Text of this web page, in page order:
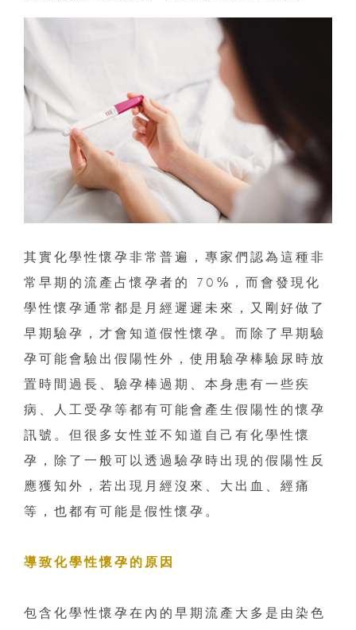
其實化學性懷孕非常普遍，專家們認為這種非
常早期的流產占懷孕者的 70%，而會發現化
學性懷孕通常都是月經遲遲未來，又剛好做了
早期驗孕，才會知道假性懷孕。而除了早期驗
孕可能會驗出假陽性外，使用驗孕棒驗尿時放
置時間過長、驗孕棒過期、本身患有一些疾
病、人工受孕等都有可能會產生假陽性的懷孕
訊號。但很多女性並不知道自己有化學性懷
孕，除了一般可以透過驗孕時出現的假陽性反
應獲知外，若出現月經沒來、大出血、經痛
等，也都有可能是假性懷孕。
導致化學性懷孕的原因
包含化學性懷孕在內的早期流產大多是由染色